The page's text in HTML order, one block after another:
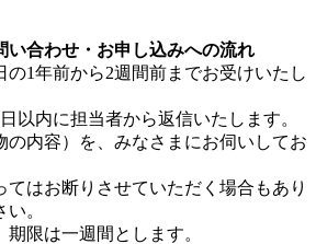
合わせ・お申し込みへの流れ
の1年前から2週間前までお受けいたし
以内に担当者から返信いたします。
内容）を、みなさまにお伺いしてお
はお断りさせていただく場合もあり
。
限は一週間とします。